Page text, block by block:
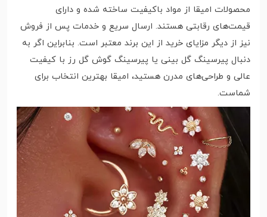
محصولات امیقا از مواد باکیفیت ساخته شده و دارای
قیمت‌های رقابتی هستند. ارسال سریع و خدمات پس از فروش
نیز از دیگر مزایای خرید از این برند معتبر است. بنابراین اگر به
دنبال پیرسینگ گل بینی یا پیرسینگ گوش گل رز با کیفیت
عالی و طراحی‌های مدرن هستید، امیقا بهترین انتخاب برای
شماست.